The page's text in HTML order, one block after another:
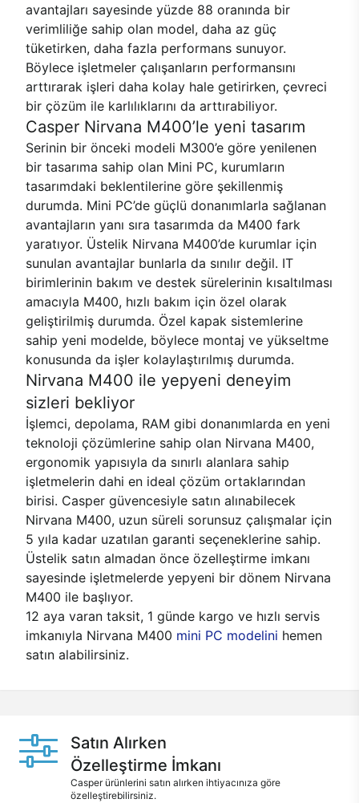
avantajları sayesinde yüzde 88 oranında bir
verimliliğe sahip olan model, daha az güç
tüketirken, daha fazla performans sunuyor.
Böylece işletmeler çalışanların performansını
arttırarak işleri daha kolay hale getirirken, çevreci
bir çözüm ile karlılıklarını da arttırabiliyor.
Casper Nirvana M400’le yeni tasarım
Serinin bir önceki modeli M300’e göre yenilenen
bir tasarıma sahip olan Mini PC, kurumların
tasarımdaki beklentilerine göre şekillenmiş
durumda. Mini PC’de güçlü donanımlarla sağlanan
avantajların yanı sıra tasarımda da M400 fark
yaratıyor. Üstelik Nirvana M400’de kurumlar için
sunulan avantajlar bunlarla da sınılır değil. IT
birimlerinin bakım ve destek sürelerinin kısaltılması
amacıyla M400, hızlı bakım için özel olarak
geliştirilmiş durumda. Özel kapak sistemlerine
sahip yeni modelde, böylece montaj ve yükseltme
konusunda da işler kolaylaştırılmış durumda.
Nirvana M400 ile yepyeni deneyim
sizleri bekliyor
İşlemci, depolama, RAM gibi donanımlarda en yeni
teknoloji çözümlerine sahip olan Nirvana M400,
ergonomik yapısıyla da sınırlı alanlara sahip
işletmelerin dahi en ideal çözüm ortaklarından
birisi. Casper güvencesiyle satın alınabilecek
Nirvana M400, uzun süreli sorunsuz çalışmalar için
5 yıla kadar uzatılan garanti seçeneklerine sahip.
Üstelik satın almadan önce özelleştirme imkanı
sayesinde işletmelerde yepyeni bir dönem Nirvana
M400 ile başlıyor.
12 aya varan taksit, 1 günde kargo ve hızlı servis
imkanıyla Nirvana M400 mini PC modelini hemen
satın alabilirsiniz.
Satın Alırken
Özelleştirme İmkanı
Casper ürünlerini satın alırken ihtiyacınıza göre
özelleştirebilirsiniz.